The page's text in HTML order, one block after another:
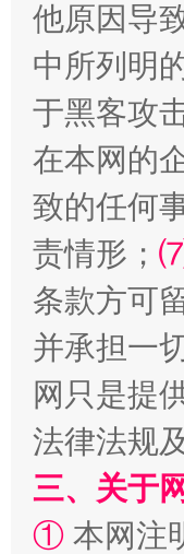
受贿1.44亿！
全民健身五年计
他原因导
中所列明
于黑客攻
在本网的
致的任何
责情形；
条款方可
并承担一
网只是提
法律法规
三、关于
① 本网注